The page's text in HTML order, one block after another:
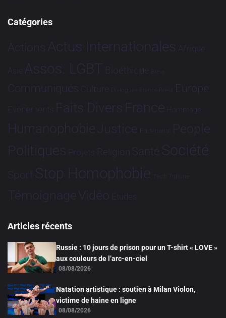
Catégories
Actions Actus Internationales Afrique
Asie Assos. LGBT Bioéthique Brève
Communiqués Culture Dialogues France-Brésil Europe
Evénements Faits Divers France Hommage
HumanophobieJustice Partenariat People
Politiques Projets Religion Santé Société
Sport Stop Homophobie Tech Tribune
TémoignageVidéo Études
Articles récents
Russie : 10 jours de prison pour un T-shirt « LOVE »
aux couleurs de l’arc-en-ciel
08/08/2026
Natation artistique : soutien à Milan Violon,
victime de haine en ligne
08/08/2026